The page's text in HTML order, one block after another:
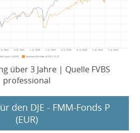
über 3 Jahre | Quelle FVBS
professional
den DJE - FMM-Fonds P
(EUR)